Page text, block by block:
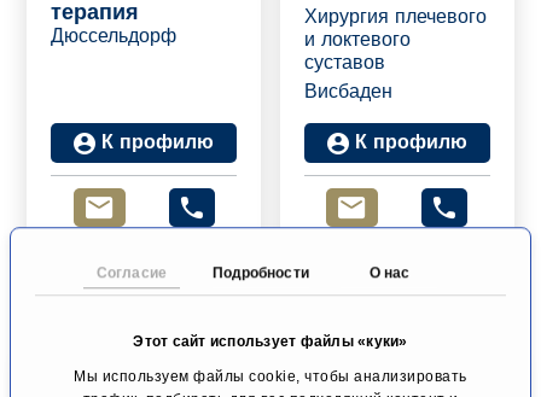
Согласие Подробности О нас
Этот сайт использует файлы «куки»
Мы используем файлы cookie, чтобы анализировать
терапия
Дюссельдорф
К профилю
Хирургия плечевого
и локтевого
суставов
Висбаден
К профилю